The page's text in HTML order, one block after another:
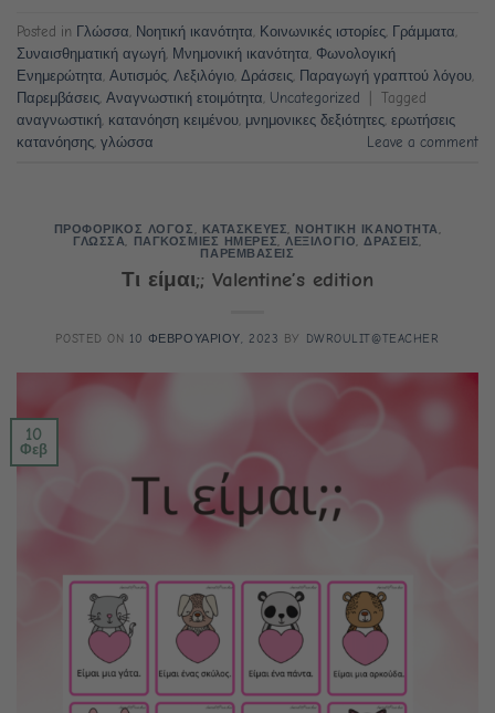
Posted in Γλώσσα Νοητική ικανότητα Κοινωνικές ιστορίες Γράμματα
Συναισθηματική αγωγή Μνημονική ικανότητα Φωνολογική
Ενημερώτητα Αυτισμός Λεξιλόγιο Δράσεις Παραγωγή γραπτού λόγου
Παρεμβάσεις Αναγνωστική ετοιμότητα Uncategorized
Tagged
αναγνωστική κατανόηση κειμένου μνημονικες δεξιότητες ερωτήσεις
κατανόησης γλώσσα Leave a comment
ΠΡΟΦΟΡΙΚΟΣ ΛΟΓΟΣ, ΚΑΤΑΣΚΕΥΕΣ, ΝΟΗΤΙΚΗ ΙΚΑΝΟΤΗΤΑ,
ΓΛΩΣΣΑ, ΠΑΓΚΟΣΜΙΕΣ ΗΜΕΡΕΣ,ΛΕΞΙΛΟΓΙΟ,ΔΡΑΣΕΙΣ,
ΠΑΡΕΜΒΑΣΕΙΣ
Τι είμαι;; Valentine’s edition
POSTED ON 10 ΦΕΒΡΟΥΑΡΙΟΥ, 2023 BY DWROULIT@TEACHER
10
Φεβ